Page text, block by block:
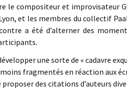
le compositeur et improvisateur
et les membres du collectif
a été d’alterner des
une sorte de « cadavre
fragmentés en réaction aux
des citations d’auteurs